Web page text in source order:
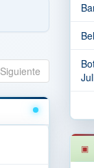
Siguiente